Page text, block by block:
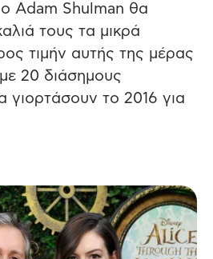
Adam Shulman θα
τους τα μικρά
τιμήν αυτής της μέρας
20 διάσημους
γιορτάσουν το 2016 για